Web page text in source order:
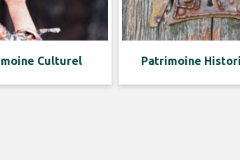
Culturel Patrimoine